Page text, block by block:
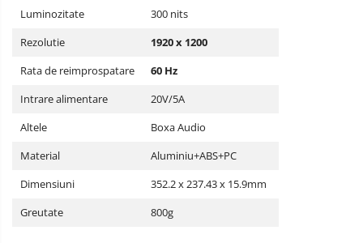
Luminozitate
300 nits
Rezolutie
1920 x 1200
Rata de reimprospatare
60 Hz
Intrare alimentare
20V/5A
Altele
Boxa Audio
Material
Aluminiu+ABS+PC
Dimensiuni
352.2 x 237.43 x 15.9mm
Greutate
800g